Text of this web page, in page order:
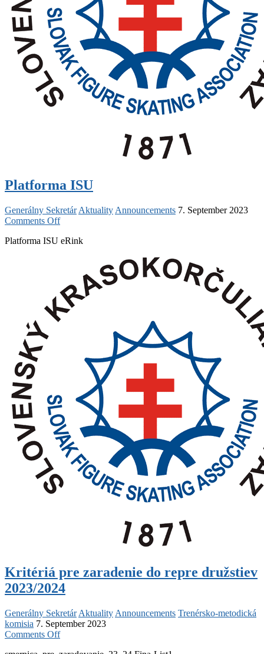
Platforma ISU
Generálny Sekretár Aktuality Announcements 7. September 2023
Comments Offon
ISU
Platforma ISU eRink
Kritériá pre zaradenie do repre družstiev
2023/2024
Generálny Sekretár Aktuality Announcements Trenérsko-metodická
komisia 7. September 2023
Comments Offon